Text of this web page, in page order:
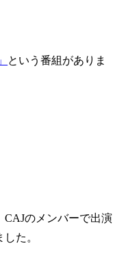
という番組がありま
CAJのメンバーで出演
た。